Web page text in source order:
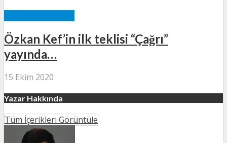
Özkan Kef’in ilk teklisi “Çağrı”
yayında…
15 Ekim 2020
Yazar Hakkında
Tüm İçerikleri Görüntüle